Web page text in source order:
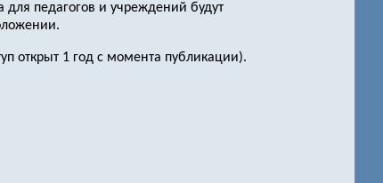
для педагогов и учреждений будут
открыт 1 год с момента публикации).